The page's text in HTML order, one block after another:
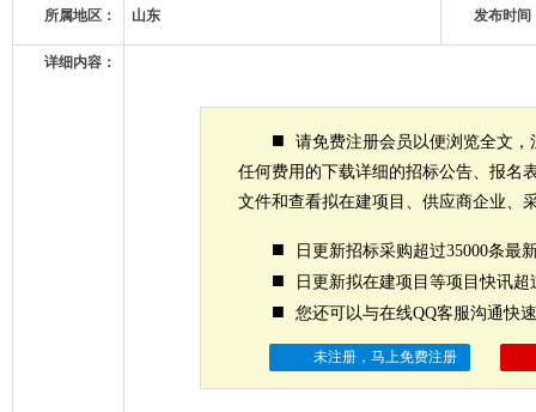
所属地区： 山东 发布时间
详细内容：
■
请免费注册会员以便浏览全文
任何费用的下载详细的招标公告、报名
文件和查看拟在建项目、供应商企业、
■ 日更新招标采购超过35000条最
■ 日更新拟在建项目等项目快讯超
■ 您还可以与在线QQ客服沟通快
未注册，马上免费注册